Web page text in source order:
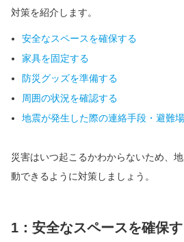
対策を紹介します。
安全なスペースを確保する
家具を固定する
防災グッズを準備する
周囲の状況を確認する
地震が発生した際の連絡手段・避難
災害はいつ起こるかわからないため、
動できるように対策しましょう。
1：安全なスペースを確保